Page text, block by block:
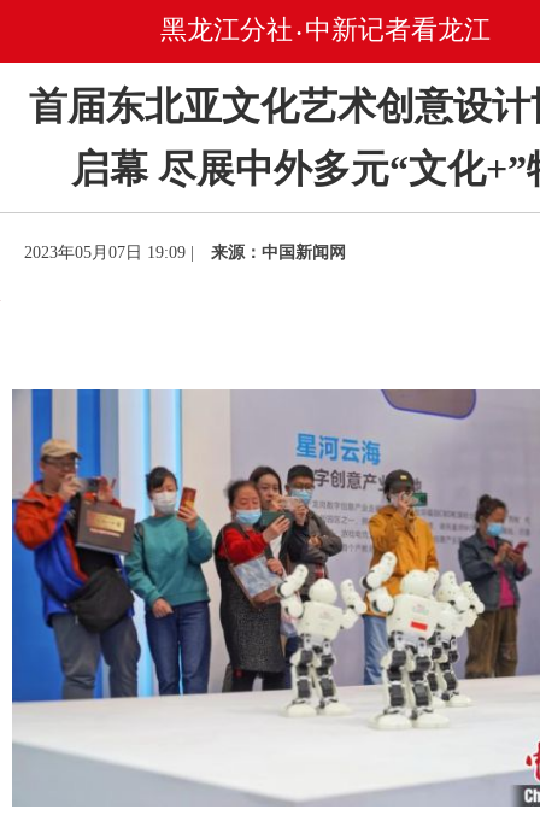
黑龙江分社 • 中新记者看龙江
首届东北亚文化艺术创意设
启幕 尽展中外多元“文化+”
2023年05月07日 19:09 | 来源：中国新闻网